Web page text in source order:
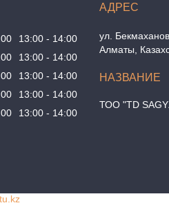
13:00
14:00
13:00
14:00
13:00
14:00
13:00
14:00
13:00
14:00
ул.
Алматы,
ТОО "TD